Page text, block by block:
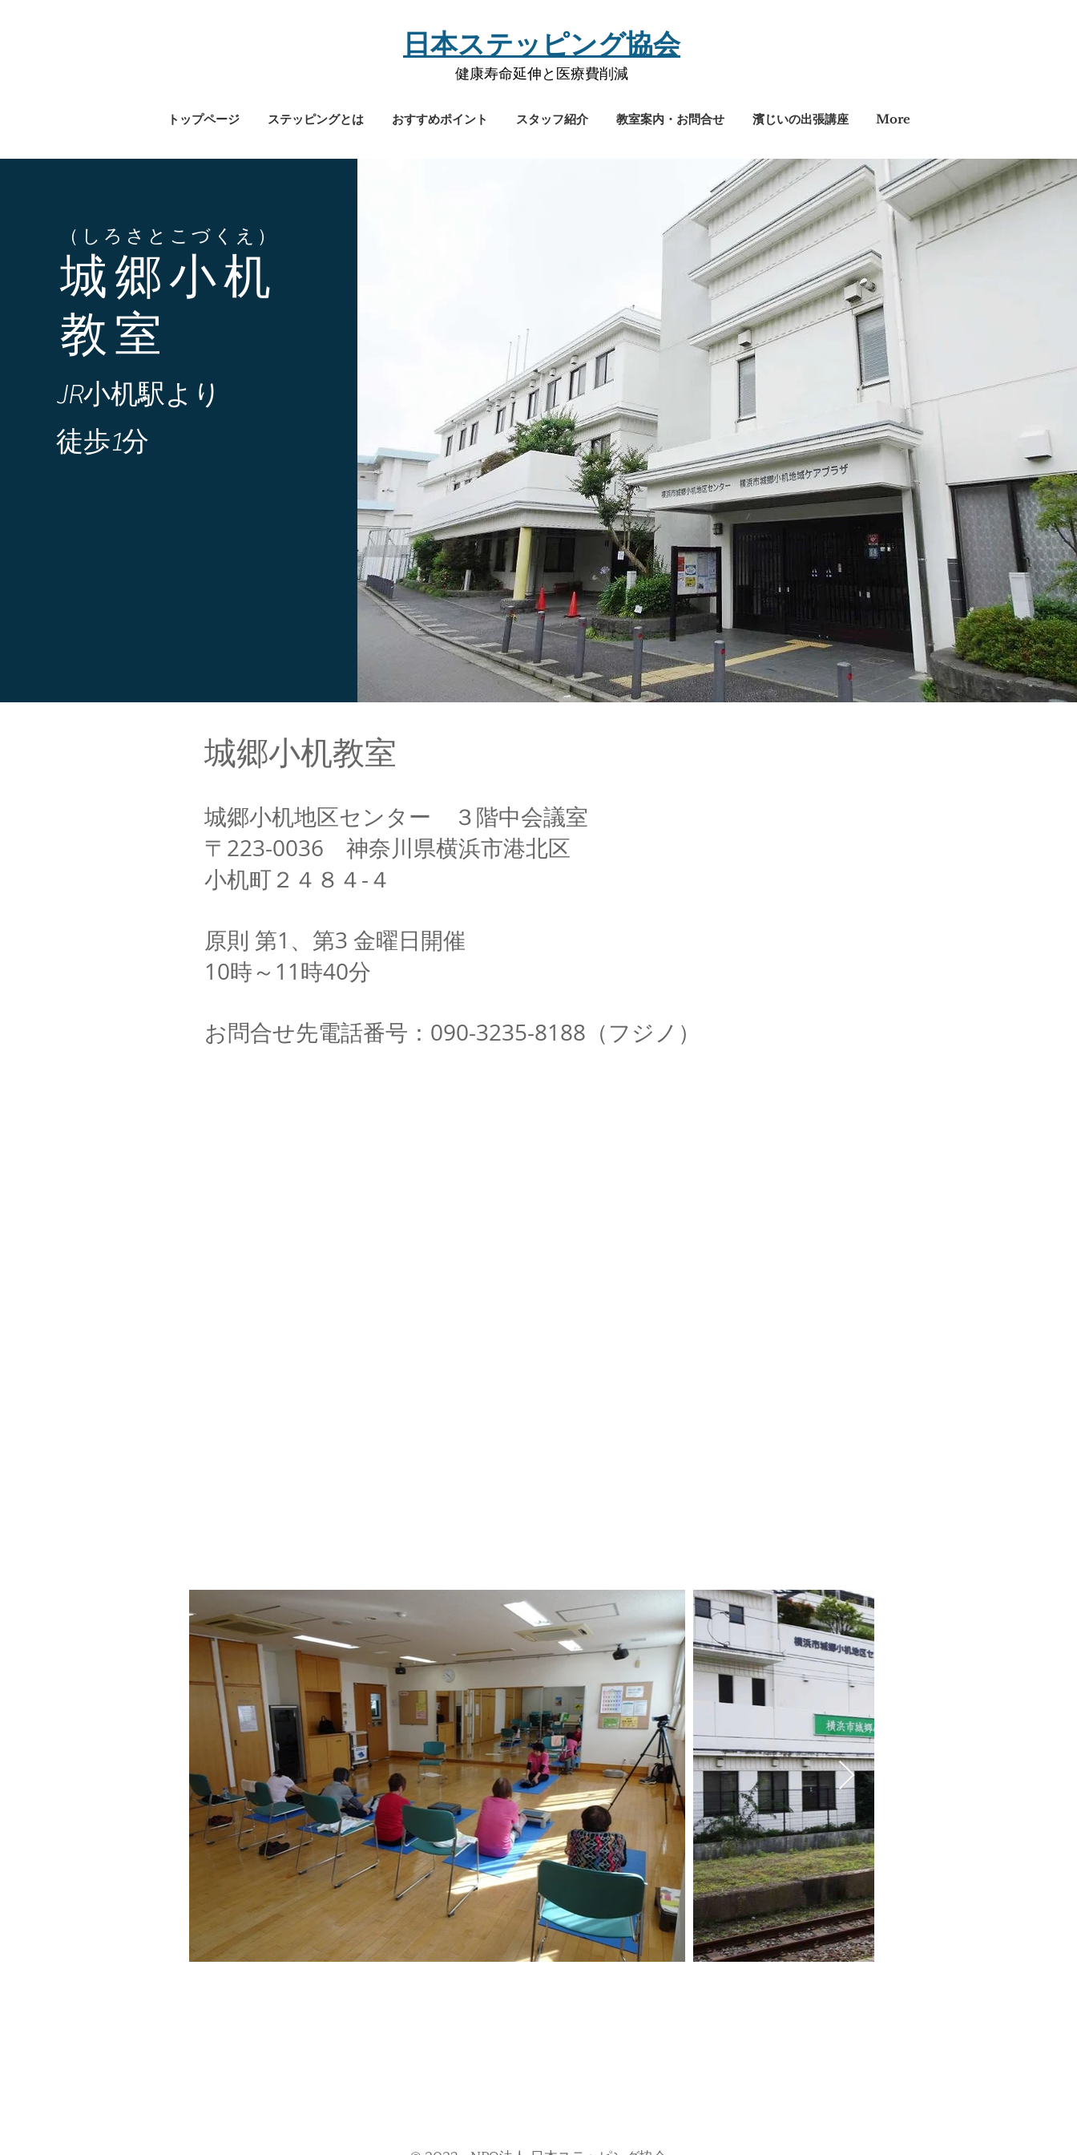
​日本ステッピング協会
健康寿命延伸と医療費削減
トップページ ステッピングとは おすすめポイント スタッフ紹介 教室案内・お問合せ 濱じいの出張講座 More
（しろさとこづくえ）
城郷小机
​教室
JR小机駅より
徒歩1分
城郷小机教室
​城郷小机地区センター ３階中会議室
〒223-0036 神奈川県横浜市港北区
小机町２４８４-４
原則​ 第1、第3 金曜日開催
10時～11時40分
​お問合せ先電話番号：090-3235-8188（フジノ）